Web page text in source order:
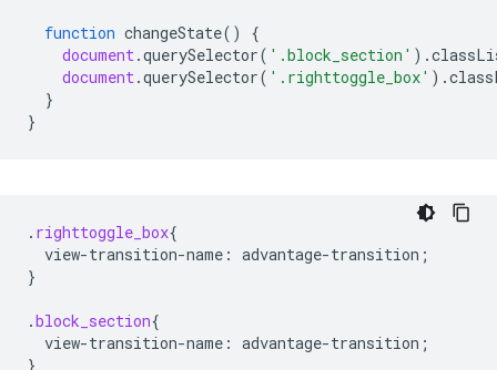
function changeState()
{
document .querySelector( '.block_section' ).
document .querySelector( '.righttoggle_box' ).
}
}
. righttoggle_box{
view-transition-name : advantage-transition ;
}
.block_section{
view-transition-name : advantage-transition ;
}